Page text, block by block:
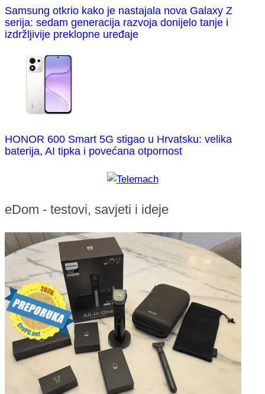
Samsung otkrio kako je nastajala nova Galaxy Z
serija: sedam generacija razvoja donijelo tanje i
izdržljivije preklopne uređaje
HONOR 600 Smart 5G stigao u Hrvatsku: velika
baterija, AI tipka i povećana otpornost
eDom - testovi, savjeti i ideje